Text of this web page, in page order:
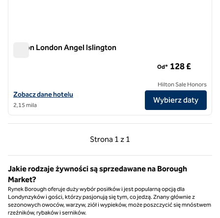
Hilton London Angel Islington
Zobacz szczegóły hotelu Hilton London Angel Islington
Zobacz dane hotelu
2,15 mila
Od* 128 £
Hilton Sale Honors
Wybierz daty
Strona 1 z 1
Poprzednia strona, 1 z 1
Strona 1 z 1
Jakie rodzaje żywności są sprzedawane na Borough
Market?
Rynek Borough oferuje duży wybór posiłków i jest popularną opcją dla
Londynzyków i gości, którzy pasjonują się tym, co jedzą. Znany głównie z
sezonowych owoców, warzyw, ziół i wypieków, może poszczycić się mnóstwem
rzeźników, rybaków i serników.